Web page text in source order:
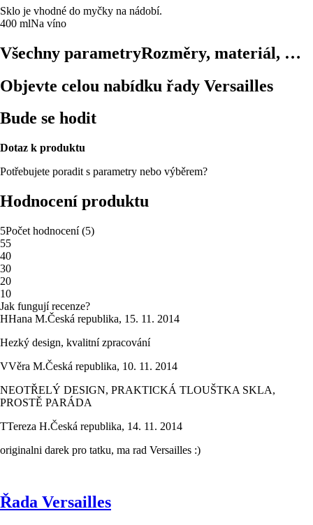
Sklo je vhodné do myčky na nádobí.
400 mlNa víno
Všechny parametryRozměry, materiál, …
Objevte celou nabídku řady Versailles
Bude se hodit
Dotaz k produktu
Potřebujete poradit s parametry nebo výběrem?
Hodnocení produktu
5Počet hodnocení(5)
55
40
30
20
10
Jak fungují recenze?
HHana M.Česká republika, 15. 11. 2014
Hezký design, kvalitní zpracování
VVěra M.Česká republika, 10. 11. 2014
NEOTŘELÝ DESIGN, PRAKTICKÁ TLOUŠTKA SKLA,
PROSTĚ PARÁDA
TTereza H.Česká republika, 14. 11. 2014
originalni darek pro tatku, ma rad Versailles :)
Řada Versailles